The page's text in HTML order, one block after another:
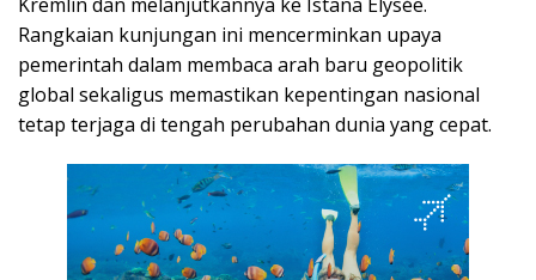
Rangkaian kunjungan ini mencerminkan upaya
pemerintah dalam membaca arah baru geopolitik
global sekaligus memastikan kepentingan nasional
tetap terjaga di tengah perubahan dunia yang cepat.